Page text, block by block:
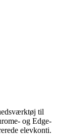
til
og Edge-
elevkonti.